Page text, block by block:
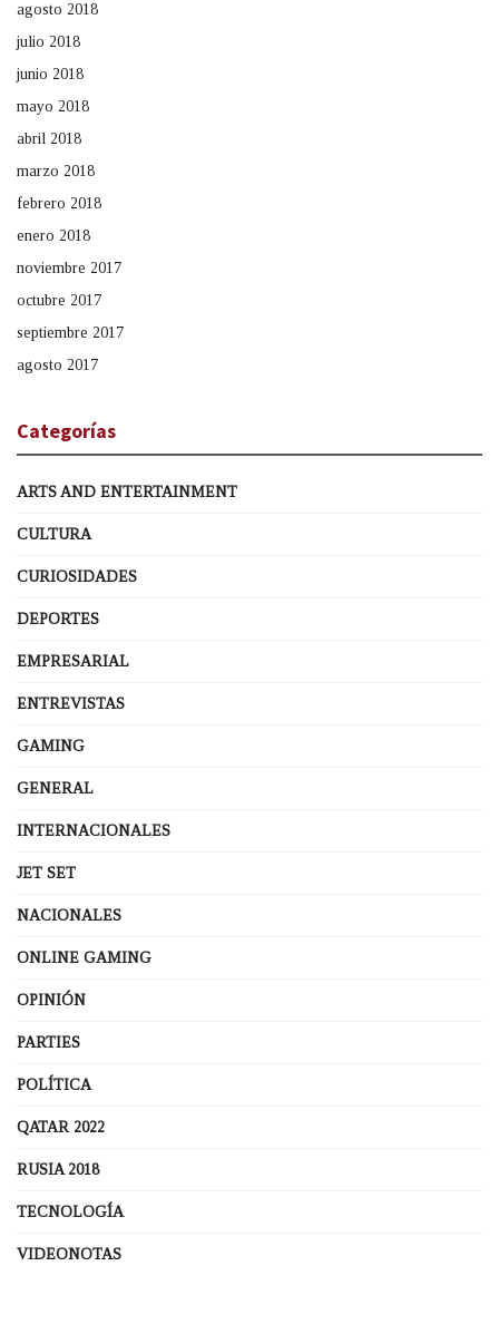
agosto 2018
julio 2018
junio 2018
mayo 2018
abril 2018
marzo 2018
febrero 2018
enero 2018
noviembre 2017
octubre 2017
septiembre 2017
agosto 2017
Categorías
ARTS AND ENTERTAINMENT
CULTURA
CURIOSIDADES
DEPORTES
EMPRESARIAL
ENTREVISTAS
GAMING
GENERAL
INTERNACIONALES
JET SET
NACIONALES
ONLINE GAMING
OPINIÓN
PARTIES
POLÍTICA
QATAR 2022
RUSIA 2018
TECNOLOGÍA
VIDEONOTAS